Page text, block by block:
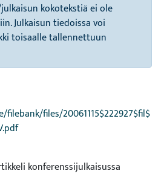
kokotekstiä ei ole
Julkaisun tiedoissa voi
toisaalle tallennettuun
files/20061115$222927$fil$
konferenssijulkaisussa